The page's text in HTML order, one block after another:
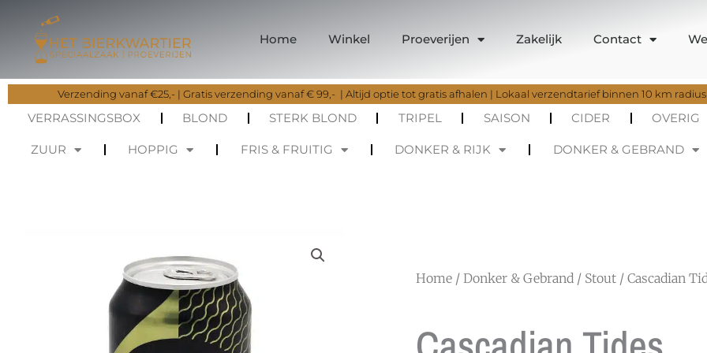
inhoud
Home Winkel Proeverijen Zakelijk Contact
Verzending vanaf €25,- | Gratis verzending vanaf € 99,- | Altijd optie tot gratis afhalen | Lokaal verzendtarief binnen 10 km radius
VERRASSINGSBOX BLOND STERK BLOND TRIPEL SAISON CIDER OVERIG
ZUUR HOPPIG FRIS & FRUITIG DONKER & RIJK DONKER & GEBRAND
Home /Donker & Gebrand / Stout / Cascadian